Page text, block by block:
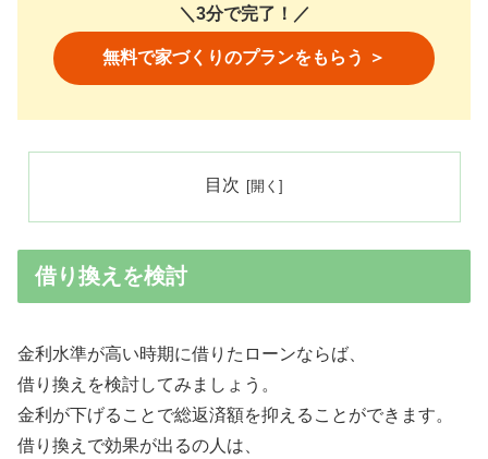
＼3分で完了！／
無料で家づくりのプランをもらう ＞
目次
借り換えを検討
金利水準が高い時期に借りたローンならば、
借り換えを検討してみましょう。
金利が下げることで総返済額を抑えることができます。
借り換えで効果が出るの人は、